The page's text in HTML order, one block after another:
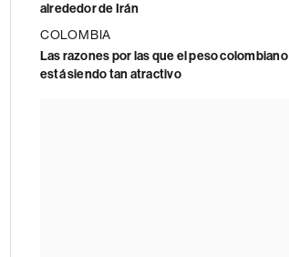
alrededor de Irán
COLOMBIA
Las razones por las que el peso colombiano
está siendo tan atractivo